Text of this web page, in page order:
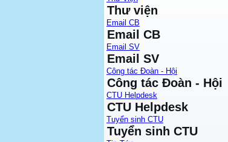
Thư viện
Email CB
Email CB
Email SV
Email SV
Công tác Đoàn - Hội
Công tác Đoàn - Hội
CTU Helpdesk
CTU Helpdesk
Tuyển sinh CTU
Tuyển sinh CTU